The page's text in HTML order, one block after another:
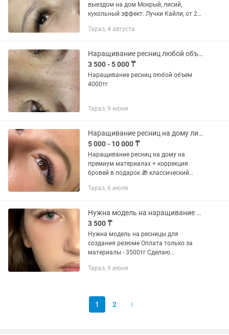
выездом на дом Мокрый, лисий,
кукольный эффект. Лучки Кайли, от 2D
обращается в
Тараз, 4 августа
Наращивание ресниц любой объем
3 500 - 5 000 ₸
Наращивание ресниц любой объем
4000тг
Тараз, 9 июня
Наращивание ресниц на дому либо с выездом
5 000 - 10 000 ₸
Наращивание ресниц на дому на
премиум материалах + коррекция
бровей в подарок 🎁 классический
Тараз, 6 июля
Нужна модель на наращивание ресниц
3 500 ₸
Нужна модель на ресницы для
создания резюме Оплата только за
материалы - 3500тг Сделаю
Предоставляю сертификаты и фото
Тараз, 9 июня
1 2